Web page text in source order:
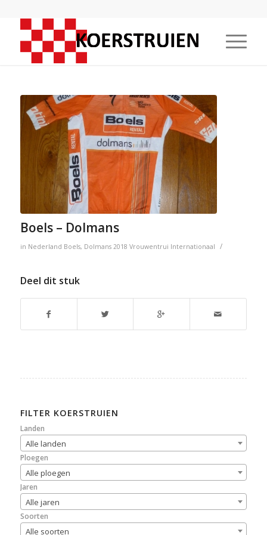
Boels – Dolmans
in Nederland Boels, Dolmans 2018 Vrouwentrui Internationaal /
Deel dit stuk
FILTER KOERSTRUIEN
Landen
Alle landen
Ploegen
Alle ploegen
Jaren
Alle jaren
Soorten
Alle soorten